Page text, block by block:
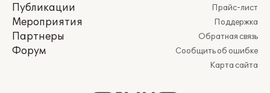
Публикации
Мероприятия
Партнеры
Форум
Прайс-лист
Поддержка
Обратная связь
Сообщить об ошибке
Карта сайта